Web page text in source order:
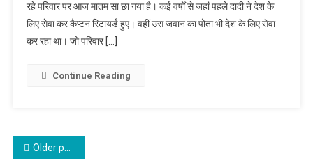
रिटायर्ड कैप्टन
दादे व आर्मी जवान
रहे परिवार पर आज मातम सा छा गया है। कई वर्षों से जहां पहले दादी ने देश के
लिए सेवा कर कैप्टन रिटायर्ड हुए। वहीं उस जवान का पोता भी देश के लिए सेवा
कर रहा था। जो परिवार […]
Continue Reading
Posts navigation
Older posts